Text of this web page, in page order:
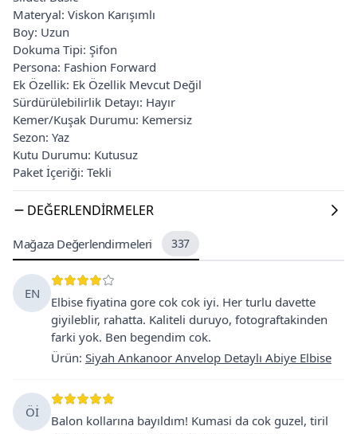
Materyal: Viskon Karışımlı
Boy: Uzun
Dokuma Tipi: Şifon
Persona: Fashion Forward
Ek Özellik: Ek Özellik Mevcut Değil
Sürdürülebilirlik Detayı: Hayır
Kemer/Kuşak Durumu: Kemersiz
Sezon: Yaz
Kutu Durumu: Kutusuz
Paket İçeriği: Tekli
DEĞERLENDIRMELER
Mağaza Değerlendirmeleri 337
EN
Elbise fiyatina gore cok cok iyi. Her turlu davette
giyileblir, rahatta. Kaliteli duruyo, fotograftakinden
farki yok. Ben begendim cok.
Ürün: Siyah Ankanoor Anvelop Detaylı Abiye Elbise
Öİ
Balon kollarına bayıldım! Kumasi da cok guzel, tiril